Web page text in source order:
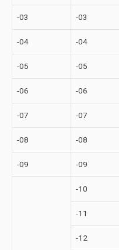
-03 -03
-04 -04
-05 -05
-06 -06
-07 -07
-08 -08
-09 -09
-10
-11
-12